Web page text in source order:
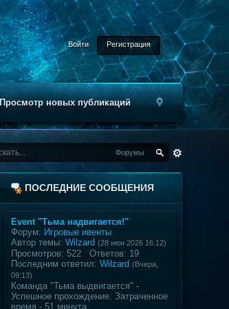
Войти Регистрация
Просмотр новых публикаций
Форумы
ПОСЛЕДНИЕ СООБЩЕНИЯ
Event "Тьма надвигается!"
Форум: Игровые ивенты
Автор темы: Wilzard (28 июн 2026 16:12)
Просмотров: 522 Ответов: 19
Последним ответил: Wilzard (Вчера,
09:13)
Команда "Тьма выдвигается" -
Успешное прохождение. Затраченное
время - 51 минута.